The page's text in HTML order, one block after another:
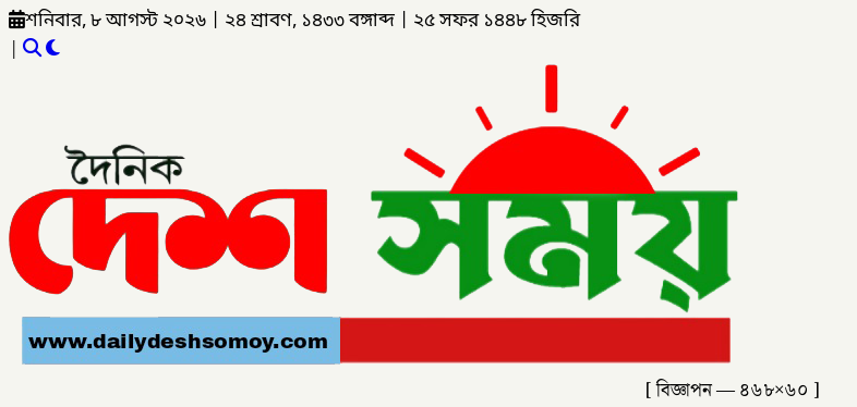
শনিবার, ৮ আগস্ট ২০২৬ ২৪ শ্রাবণ, ১৪৩৩ বঙ্গাব্দ ২৫ সফর ১৪৪৮ হিজরি
|
[ বিজ্ঞাপন — ৪৬৮×৬০ ]